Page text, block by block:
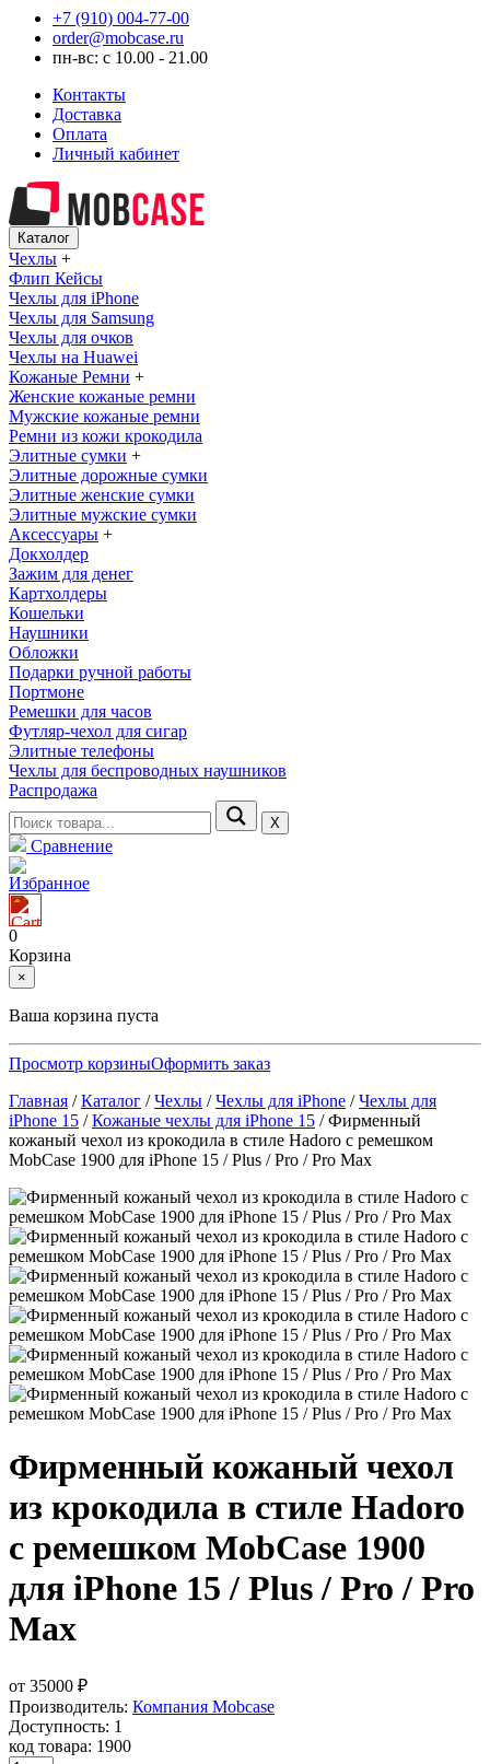
+7 (910) 004-77-00
order@mobcase.ru
пн-вс: с 10.00 - 21.00
Контакты
Доставка
Оплата
Личный кабинет
Каталог
Чехлы +
Флип Кейсы
Чехлы для iPhone
Чехлы для Samsung
Чехлы для очков
Чехлы на Huawei
Кожаные Ремни +
Женские кожаные ремни
Мужские кожаные ремни
Ремни из кожи крокодила
Элитные сумки +
Элитные дорожные сумки
Элитные женские сумки
Элитные мужские сумки
Аксессуары +
Докхолдер
Зажим для денег
Картхолдеры
Кошельки
Наушники
Обложки
Подарки ручной работы
Портмоне
Ремешки для часов
Футляр-чехол для сигар
Элитные телефоны
Чехлы для беспроводных наушников
Распродажа
Х
Сравнение
Избранное
0
Корзина
×
Ваша корзина пуста
Просмотр корзиныОформить заказ
Главная /Каталог /Чехлы /Чехлы для iPhone /Чехлы для
iPhone 15 /Кожаные чехлы для iPhone 15 /Фирменный
кожаный чехол из крокодила в стиле Hadoro с ремешком
MobCase 1900 для iPhone 15 / Plus / Pro / Pro Max
Фирменный кожаный чехол
из крокодила в стиле Hadoro
с ремешком MobCase 1900
для iPhone 15 / Plus / Pro / Pro
Max
от 35000 ₽
Производитель: Компания Mobcase
Доступность: 1
код товара: 1900